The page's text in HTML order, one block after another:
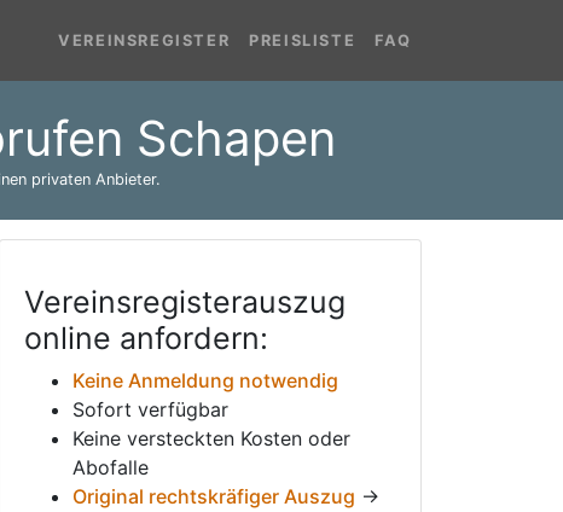
VEREINSREGISTER PREISLISTE FAQ
Schapen
privaten Anbieter.
Vereinsregisterauszug
online anfordern:
Keine Anmeldung notwendig
Sofort verfügbar
Keine versteckten Kosten oder
Abofalle
Original rechtskräfiger Auszug →